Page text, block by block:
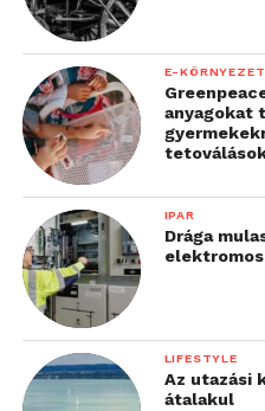
E-
anyagokat
IPAR
Drága
LIFESTYLE
Az utazási
átalakul